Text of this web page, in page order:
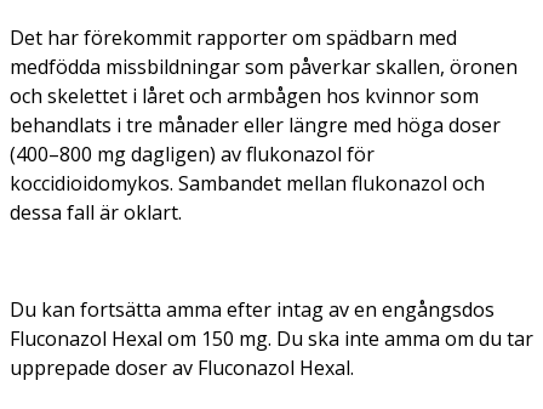
Det har förekommit rapporter om spädbarn med
medfödda missbildningar som påverkar skallen, öronen
och skelettet i låret och armbågen hos kvinnor som
behandlats i tre månader eller längre med höga doser
(400–800 mg dagligen) av flukonazol för
koccidioidomykos. Sambandet mellan flukonazol och
dessa fall är oklart.
Du kan fortsätta amma efter intag av en engångsdos
Fluconazol Hexal om 150 mg. Du ska inte amma om du tar
upprepade doser av Fluconazol Hexal.